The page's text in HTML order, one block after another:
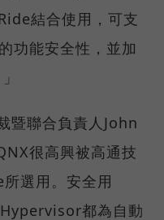
結合使用，可支
功能安全性，並加
暨聯合負責人John
很高興被高通技
選用。安全用
都為自動